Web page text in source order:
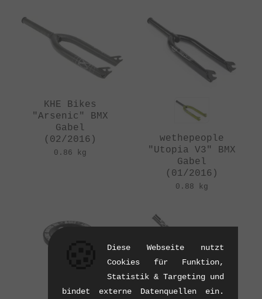
KHE Bikes
"Arsenic" BMX
Gabel
(02/2016)
0.86 kg
wethepeople
"Utopia V3" BMX
Gabel
(01/2016)
0.88 kg
Diese Webseite nutzt
Cookies für Funktion,
Statistik & Targeting und
bindet externe Datenquellen ein.